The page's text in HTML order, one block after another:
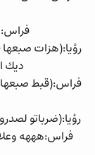
رؤيا:(هزات
ديك
فراس:(قبط صبعها
رؤيا:(ضرباتو
فراس:هههه